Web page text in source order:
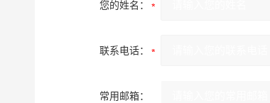
您的姓名：
联系电话：
常用邮箱：